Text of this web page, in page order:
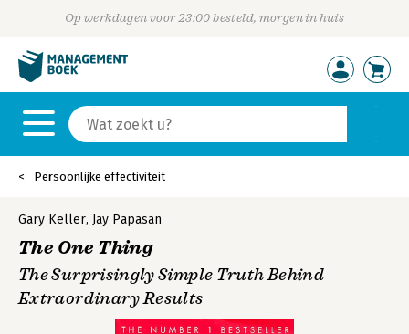
Op werkdagen voor 23:00 besteld, morgen in huis
Persoonlijke effectiviteit
Gary Keller, Jay Papasan
The One Thing
The Surprisingly Simple Truth Behind
Extraordinary Results